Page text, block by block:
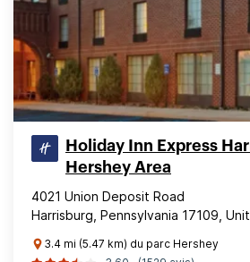
Holiday Inn Express
Hershey Area
4021 Union Deposit Road
Harrisburg, Pennsylvania 17109,
3.4 mi (5.47 km) du parc Hershey